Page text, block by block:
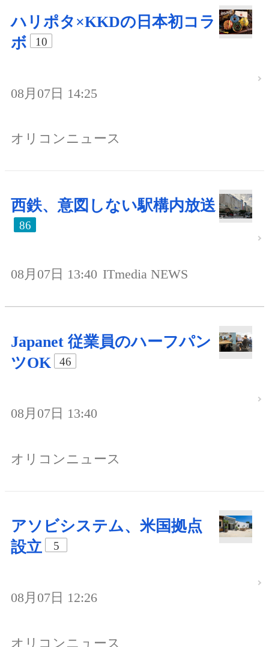
ハリポタ×KKDの日本初コラ
ボ
10
08月07日 14:25
オリコンニュース
西鉄、意図しない駅構内放送
86
08月07日 13:40 ITmedia NEWS
Japanet 従業員のハーフパン
ツOK
46
08月07日 13:40
オリコンニュース
アソビシステム、米国拠点
設立
5
08月07日 12:26
オリコンニュース